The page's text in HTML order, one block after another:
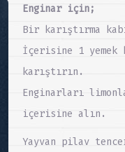
Enginar için;
Bir karıştırma
İçerisine 1 yemek
karıştırın.
Enginarları
içerisine alın.
Yayvan pilav